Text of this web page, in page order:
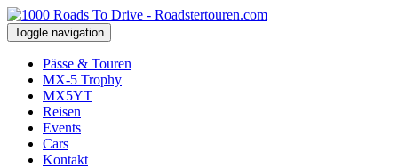
Toggle navigation
Pässe & Touren
MX-5 Trophy
MX5YT
Reisen
Events
Cars
Kontakt